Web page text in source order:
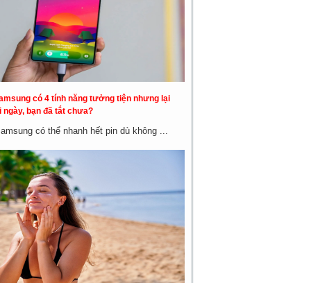
có 4 tính năng tưởng tiện nhưng lại
ngày, bạn đã tắt chưa?
có thể nhanh hết pin dù không ...